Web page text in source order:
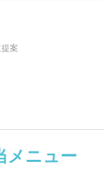
案
メニュー